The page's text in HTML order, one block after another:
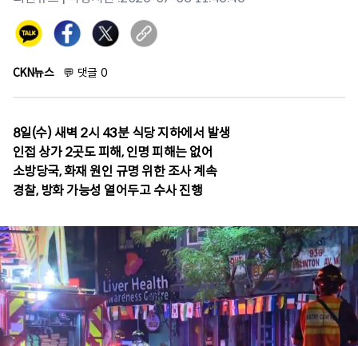
CKN뉴스 💬 댓글 0
8일(수) 새벽 2시 43분 식당 지하에서 발생
인접 상가 2곳도 피해, 인명 피해는 없어
소방당국, 화재 원인 규명 위한 조사 계속
경찰, 방화 가능성 열어두고 수사 진행